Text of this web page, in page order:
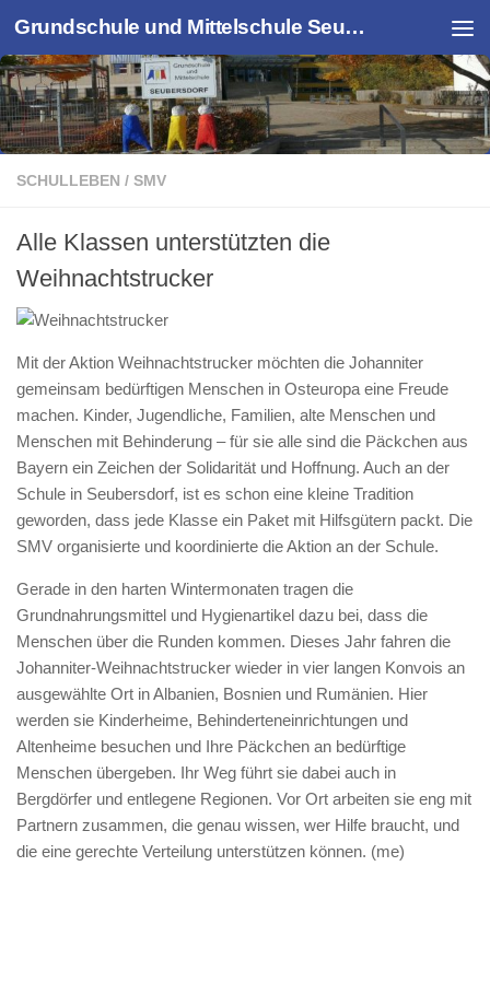
Zum Inhalt springen Grundschule und Mittelschule Seubersdorf
SCHULLEBEN / SMV
Alle Klassen unterstützten die
Weihnachtstrucker
Mit der Aktion Weihnachtstrucker möchten die Johanniter
gemeinsam bedürftigen Menschen in Osteuropa eine Freude
machen. Kinder, Jugendliche, Familien, alte Menschen und
Menschen mit Behinderung – für sie alle sind die Päckchen aus
Bayern ein Zeichen der Solidarität und Hoffnung. Auch an der
Schule in Seubersdorf, ist es schon eine kleine Tradition
geworden, dass jede Klasse ein Paket mit Hilfsgütern packt. Die
SMV organisierte und koordinierte die Aktion an der Schule.
Gerade in den harten Wintermonaten tragen die
Grundnahrungsmittel und Hygienartikel dazu bei, dass die
Menschen über die Runden kommen. Dieses Jahr fahren die
Johanniter-Weihnachtstrucker wieder in vier langen Konvois an
ausgewählte Ort in Albanien, Bosnien und Rumänien. Hier
werden sie Kinderheime, Behinderteneinrichtungen und
Altenheime besuchen und Ihre Päckchen an bedürftige
Menschen übergeben. Ihr Weg führt sie dabei auch in
Bergdörfer und entlegene Regionen. Vor Ort arbeiten sie eng mit
Partnern zusammen, die genau wissen, wer Hilfe braucht, und
die eine gerechte Verteilung unterstützen können. (me)